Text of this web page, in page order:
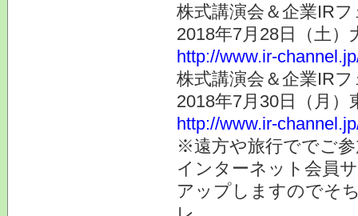
株式講演会＆企業IR
2018年7月28日（土
http://www.ir-
株式講演会＆企業IR
2018年7月30日（月
http://www.ir-
※遠方や旅行ででご
インターネット会員
アップしますのでそ